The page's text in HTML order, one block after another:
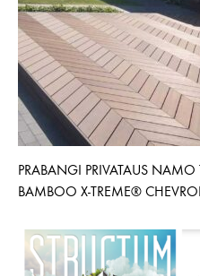
PRABANGI PRIVATAUS
BAMBOO X-TREME®